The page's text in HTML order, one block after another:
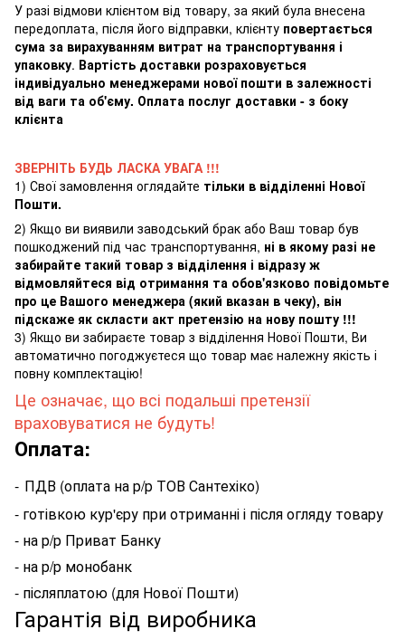
У разі відмови клієнтом від товару, за який була внесена
передоплата, після його відправки, клієнту повертається
сума за вирахуванням витрат на транспортування і
упаковку. Вартість доставки розраховується
індивідуально менеджерами нової пошти в залежності
від ваги та об'єму. Оплата послуг доставки - з боку
клієнта
ЗВЕРНІТЬ БУДЬ ЛАСКА УВАГА !!!
1) Свої замовлення оглядайте тільки в відділенні Нової
Пошти.
2) Якщо ви виявили заводський брак або Ваш товар був
пошкоджений під час транспортування, ні в якому разі не
забирайте такий товар з відділення і відразу ж
відмовляйтеся від отримання та обов'язково повідомьте
про це Вашого менеджера (який вказан в чеку), він
підскаже як скласти акт претензію на нову пошту !!!
3) Якщо ви забираєте товар з відділення Нової Пошти, Ви
автоматично погоджуєтеся що товар має належну якість і
повну комплектацію!
Це означає, що всі подальші претензії
враховуватися не будуть!
Оплата:
- ПДВ (оплата на р/р ТОВ Сантехіко)
- готівкою кур'єру при отриманні і після огляду товару
- на р/р Приват Банку
- на р/р монобанк
- післяплатою (для Нової Пошти)
Гарантія від виробника